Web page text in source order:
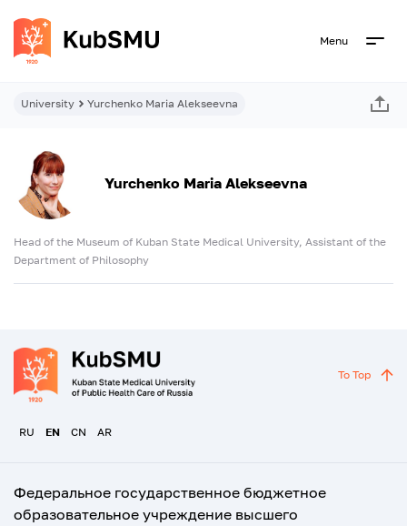
Menu
University Yurchenko Maria Alekseevna
Yurchenko Maria Alekseevna
Head of the Museum of Kuban State Medical University, Assistant of the
Department of Philosophy
RU EN CN AR
To Top
Федеральное государственное бюджетное
образовательное учреждение высшего